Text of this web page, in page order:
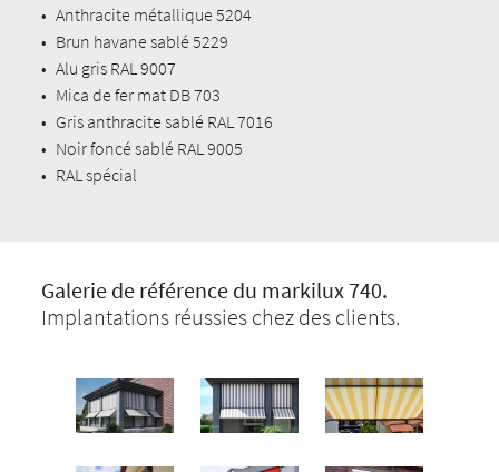
• Anthracite métallique 5204
• Brun havane sablé 5229
• Alu gris RAL 9007
• Mica de fer mat DB 703
• Gris anthracite sablé RAL 7016
• Noir foncé sablé RAL 9005
• RAL spécial
Galerie de référence du markilux 740.
Implantations réussies chez des clients.